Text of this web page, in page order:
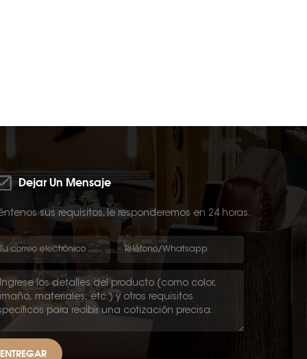
Dejar Un Mensaje
sus requisitos, le responderemos en 24 horas.